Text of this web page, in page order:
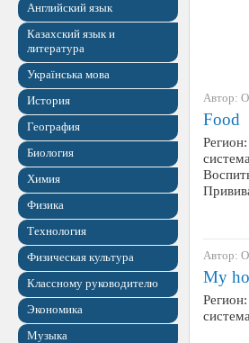
Английский язык
Казахский язык и
литература
Українська мова
История
География
Биология
Химия
Физика
Технология
Физическая культура
Классному руководителю
Экономика
Музыка
Автор:
Food
Автор:
My